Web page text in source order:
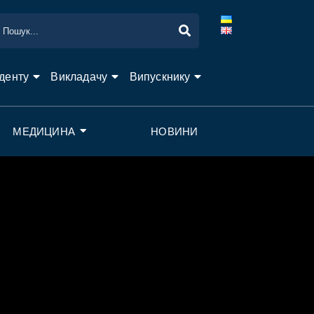
Викладачу Випускнику
МЕДИЦИНА НОВИНИ